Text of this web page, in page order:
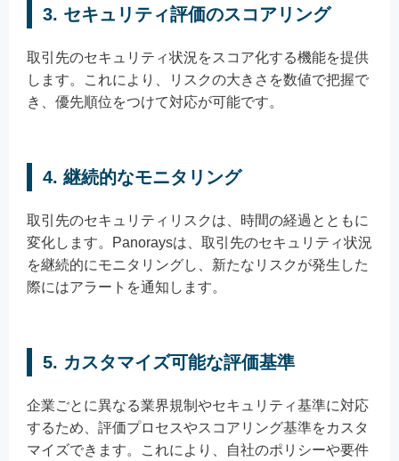
3. セキュリティ評価のスコアリング
取引先のセキュリティ状況をスコア化する機能を提供
します。これにより、リスクの大きさを数値で把握で
き、優先順位をつけて対応が可能です。
4. 継続的なモニタリング
取引先のセキュリティリスクは、時間の経過とともに
変化します。Panoraysは、取引先のセキュリティ状況
を継続的にモニタリングし、新たなリスクが発生した
際にはアラートを通知します。
5. カスタマイズ可能な評価基準
企業ごとに異なる業界規制やセキュリティ基準に対応
するため、評価プロセスやスコアリング基準をカスタ
マイズできます。これにより、自社のポリシーや要件